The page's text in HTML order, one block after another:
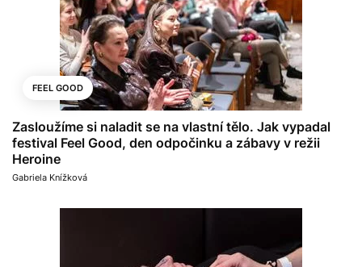
FEEL GOOD
Zasloužíme si naladit se na vlastní tělo. Jak vypadal
festival Feel Good, den odpočinku a zábavy v režii
Heroine
Gabriela Knížková